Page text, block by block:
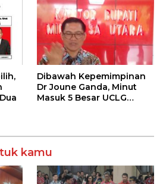
Dibawah Kepemimpinan
Dr Joune Ganda, Minut
Masuk 5 Besar UCLG
kamu